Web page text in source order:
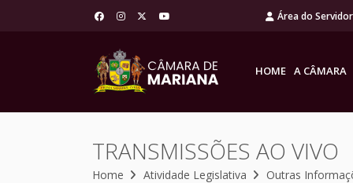
Área do Servidor
HOME A CÂMARA
TRANSMISSÕES AO VIVO
Home Atividade Legislativa Outras